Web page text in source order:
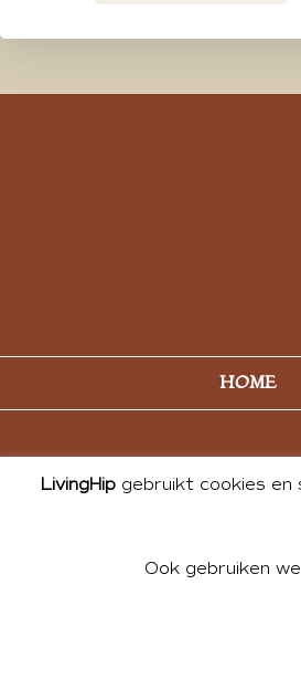
HOME
©
LivingHip gebruikt cookies
Ook gebruiken